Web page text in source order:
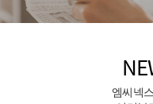
엠씨넥